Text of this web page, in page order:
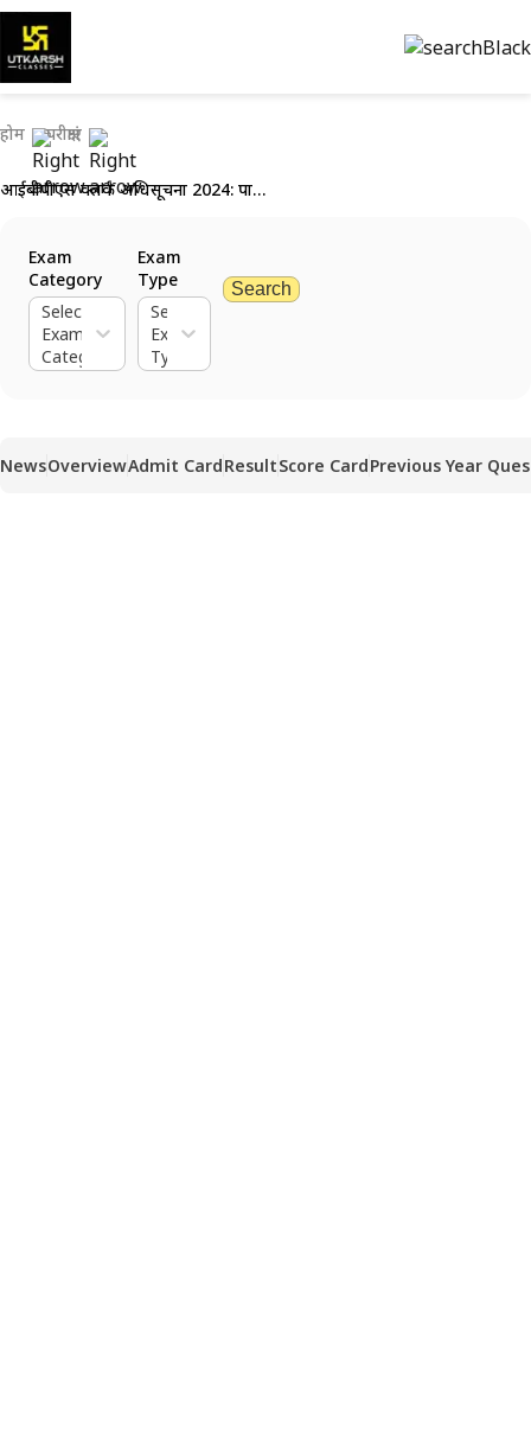
होम परीक्षाएं
आईबीपीएस क्लर्क अधिसूचना 2024: पात्रता मानदंड देखें और अभी आवेदन करें
Exam
Category
Select
Exam
Category
Exam
Type
Select
Exam
Type
Search
NewsOverviewAdmit CardResultScore CardPrevious Year